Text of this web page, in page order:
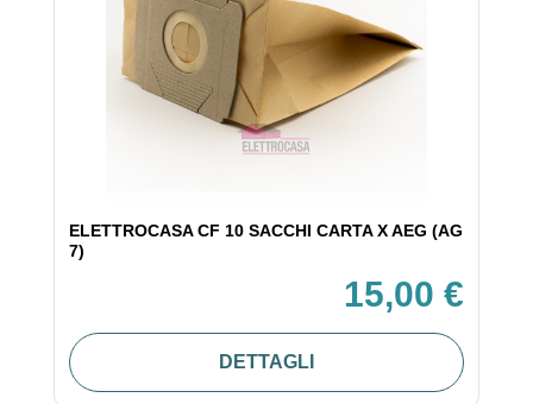
ELETTROCASA CF 10 SACCHI CARTA X AEG (AG
7)
15,00 €
DETTAGLI